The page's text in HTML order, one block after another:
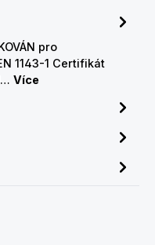
pro
1143-1 Certifikát
Více